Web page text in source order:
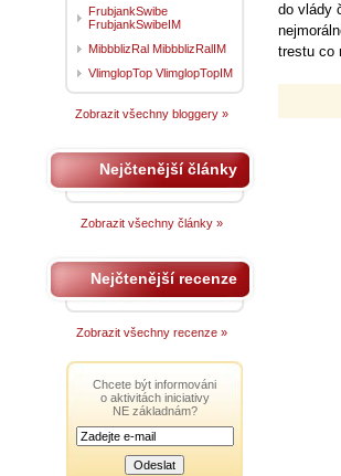
do vlády
trestu co
FrubjankSwibe
FrubjankSwibeIM
MibbblizRal MibbblizRalIM
VlimglopTop VlimglopTopIM
Zobrazit všechny bloggery »
Nejčtenější články
Zobrazit všechny články »
Nejčtenější recenze
Zobrazit všechny recenze »
Chcete být informováni
o aktivitách iniciativy
NE základnám?